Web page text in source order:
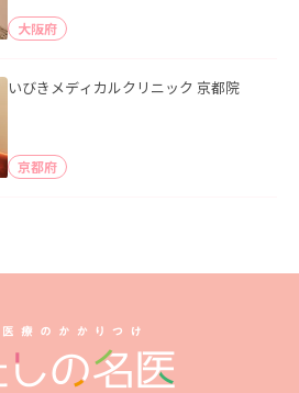
大阪府
いびきメディカルクリニック 京都院
京都府